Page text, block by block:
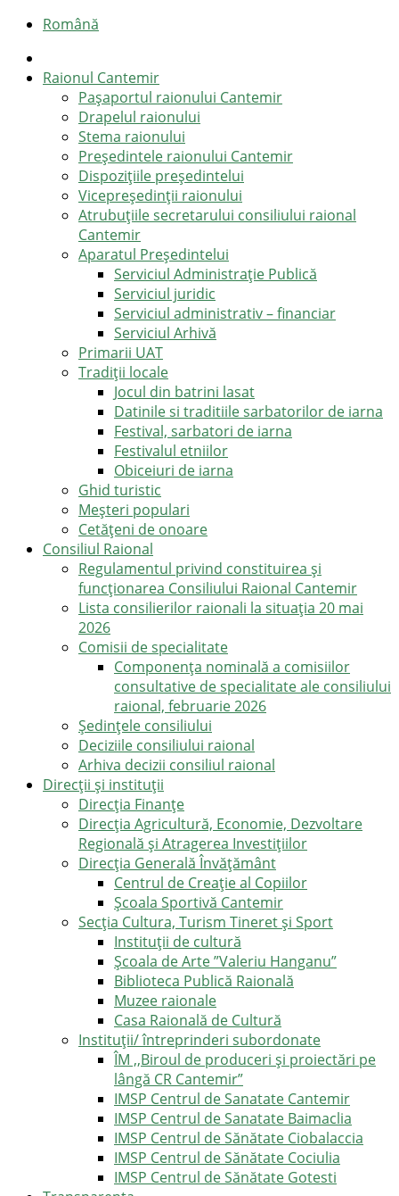
Română
Raionul Cantemir
Pașaportul raionului Cantemir
Drapelul raionului
Stema raionului
Preşedintele raionului Cantemir
Dispozițiile președintelui
Vicepreşedinţii raionului
Atrubuțiile secretarului consiliului raional
Cantemir
Aparatul Preşedintelui
Serviciul Administraţie Publică
Serviciul juridic
Serviciul administrativ – financiar
Serviciul Arhivă
Primarii UAT
Tradiții locale
Jocul din batrini lasat
Datinile si traditiile sarbatorilor de iarna
Festival, sarbatori de iarna
Festivalul etniilor
Obiceiuri de iarna
Ghid turistic
Meşteri populari
Cetățeni de onoare
Consiliul Raional
Regulamentul privind constituirea şi
funcţionarea Consiliului Raional Cantemir
Lista consilierilor raionali la situația 20 mai
2026
Comisii de specialitate
Componența nominală a comisiilor
consultative de specialitate ale consiliului
raional, februarie 2026
Şedinţele consiliului
Deciziile consiliului raional
Arhiva decizii consiliul raional
Direcții și instituții
Direcţia Finanţe
Direcția Agricultură, Economie, Dezvoltare
Regională și Atragerea Investițiilor
Direcția Generală Învățământ
Centrul de Creație al Copiilor
Școala Sportivă Cantemir
Secția Cultura, Turism Tineret și Sport
Instituții de cultură
Școala de Arte ”Valeriu Hanganu”
Biblioteca Publică Raională
Muzee raionale
Casa Raională de Cultură
Instituții/ întreprinderi subordonate
ÎM ,,Biroul de produceri și proiectări pe
lângă CR Cantemir”
IMSP Centrul de Sanatate Cantemir
IMSP Centrul de Sanatate Baimaclia
IMSP Centrul de Sănătate Ciobalaccia
IMSP Centrul de Sănătate Cociulia
IMSP Centrul de Sănătate Gotesti